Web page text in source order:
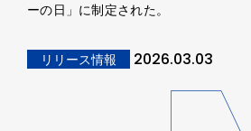
ーの日」に制定された。
リリース情報 2026.03.03